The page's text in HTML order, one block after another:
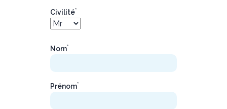
Civilité*
Nom*
Prénom*